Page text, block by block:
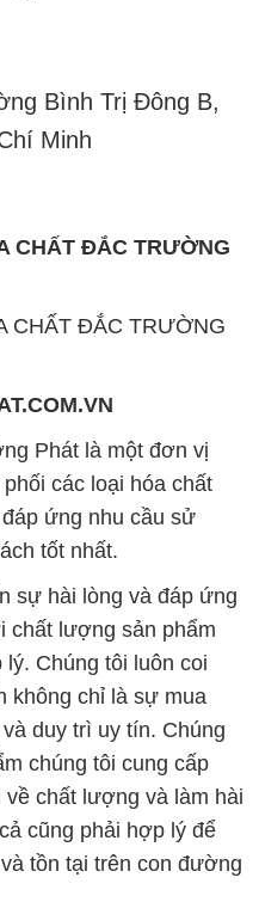
Bình Trị Đông B,
Minh
CHẤT ĐẮC TRƯỜNG
CHẤT ĐẮC TRƯỜNG
Phát là một đơn vị
các loại hóa chất
ứng nhu cầu sử
tốt nhất.
sự hài lòng và đáp ứng
chất lượng sản phẩm
Chúng tôi luôn coi
không chỉ là sự mua
duy trì uy tín. Chúng
chúng tôi cung cấp
chất lượng và làm hài
cũng phải hợp lý để
tồn tại trên con đường